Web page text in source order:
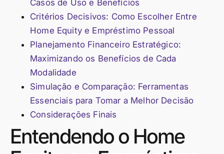
Casos de Uso e Benefícios
Critérios Decisivos: Como Escolher Entre
Home Equity e Empréstimo Pessoal
Planejamento Financeiro Estratégico:
Maximizando os Benefícios de Cada
Modalidade
Simulação e Comparação: Ferramentas
Essenciais para Tomar a Melhor Decisão
Considerações Finais
Entendendo o Home